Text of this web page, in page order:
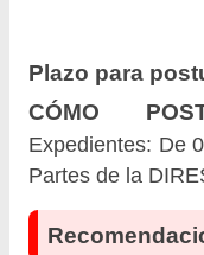
Plazo para
CÓMO
Expedientes: De
Partes de la